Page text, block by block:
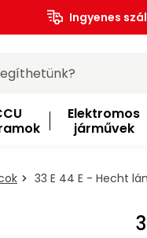
Ingyenes
Elektromos
járművek
33 E 44 E - Hecht